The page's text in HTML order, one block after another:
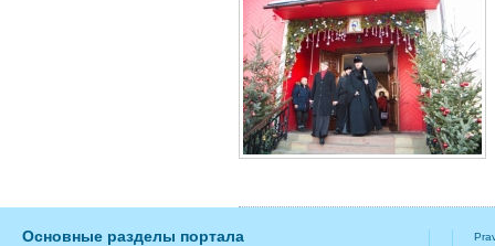
Основные разделы портала